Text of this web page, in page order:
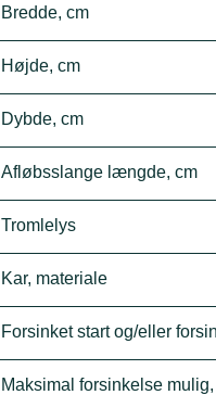
Bredde, cm
Højde, cm
Dybde, cm
Afløbsslange længde, cm
Tromlelys
Kar, materiale
Forsinket start og/eller
Maksimal forsinkelse